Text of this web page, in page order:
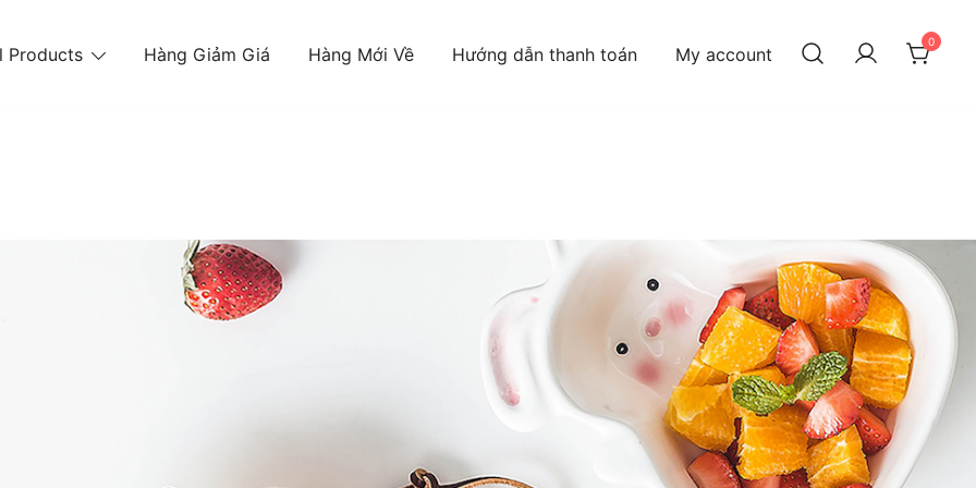
Products Hàng Giảm Giá Hàng Mới Về Hướng dẫn thanh toán My account
0